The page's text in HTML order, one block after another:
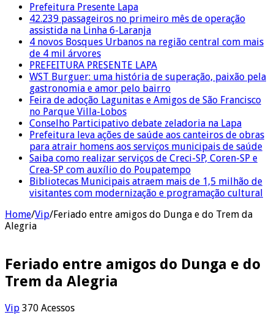
Prefeitura Presente Lapa
42.239 passageiros no primeiro mês de operação
assistida na Linha 6-Laranja
4 novos Bosques Urbanos na região central com mais
de 4 mil árvores
PREFEITURA PRESENTE LAPA
WST Burguer: uma história de superação, paixão pela
gastronomia e amor pelo bairro
Feira de adoção Lagunitas e Amigos de São Francisco
no Parque Villa-Lobos
Conselho Participativo debate zeladoria na Lapa
Prefeitura leva ações de saúde aos canteiros de obras
para atrair homens aos serviços municipais de saúde
Saiba como realizar serviços de Creci-SP, Coren-SP e
Crea-SP com auxílio do Poupatempo
Bibliotecas Municipais atraem mais de 1,5 milhão de
visitantes com modernização e programação cultural
Home/Vip/Feriado entre amigos do Dunga e do Trem da
Alegria
Feriado entre amigos do Dunga e do
Trem da Alegria
Vip 370 Acessos